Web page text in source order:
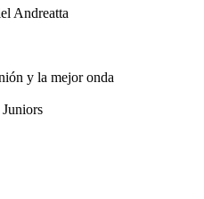
Andreatta
y la mejor onda